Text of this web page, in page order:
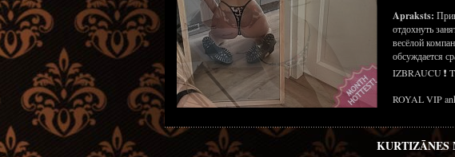
Apraksts:
отдохнуть
весёлой
обсуждается
IZBRAUCU ❗
ROYAL VIP
KURTIZĀNES